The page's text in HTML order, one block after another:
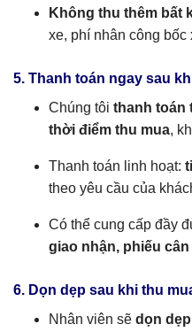
Không thu thêm bất
xe, phí nhân công
5. Thanh toán ngay sau
Chúng tôi thanh toán
thời điểm thu mua,
Thanh toán linh hoạt:
theo yêu cầu của
Có thể cung cấp đầy
giao nhận, phiếu cân
6. Dọn dẹp sau khi thu
Nhân viên sẽ dọn